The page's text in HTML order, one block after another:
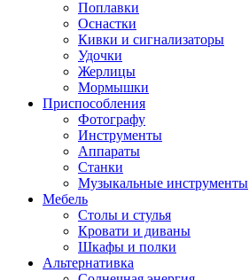
Поплавки
Оснастки
Кивки и сигнализаторы
Удочки
Жерлицы
Мормышки
Приспособления
Фотографу
Инструменты
Аппараты
Станки
Музыкальные инструменты
Мебель
Столы и стулья
Кровати и диваны
Шкафы и полки
Альтернативка